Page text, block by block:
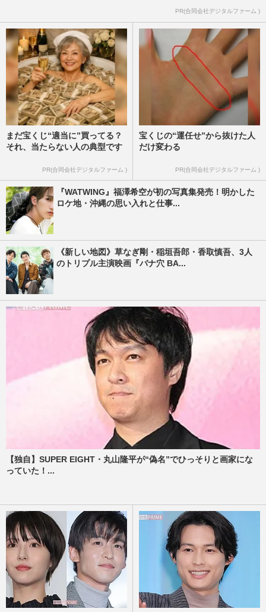
PR(合同会社デジタルファーム )
まだ宝くじ“適当に”買ってる？
それ、当たらない人の典型です
PR(合同会社デジタルファーム )
宝くじの“運任せ”から抜けた人
だけ変わる
PR(合同会社デジタルファーム )
『WATWING』福澤希空が初の写真集発売！明かした
ロケ地・沖縄の思い入れと仕事...
《新しい地図》草なぎ剛・稲垣吾郎・香取慎吾、3人
のトリプル主演映画『バナ穴 BA...
【独自】SUPER EIGHT・丸山隆平が“偽名”でひっそりと画家にな
っていた！...